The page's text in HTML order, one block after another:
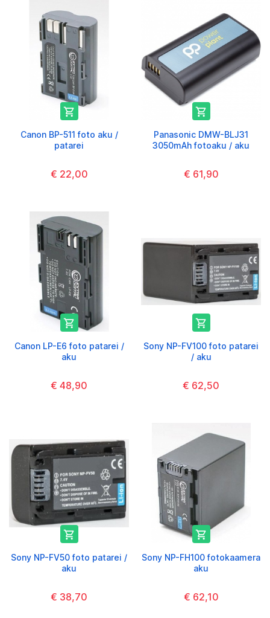

Canon BP-511 foto aku /
patarei
€ 22,00

Panasonic DMW-BLJ31
3050mAh fotoaku / aku
€ 61,90

Canon LP-E6 foto patarei /
aku
€ 48,90

Sony NP-FV100 foto patarei
/ aku
€ 62,50

Sony NP-FV50 foto patarei /
aku
€ 38,70

Sony NP-FH100 fotokaamera
aku
€ 62,10